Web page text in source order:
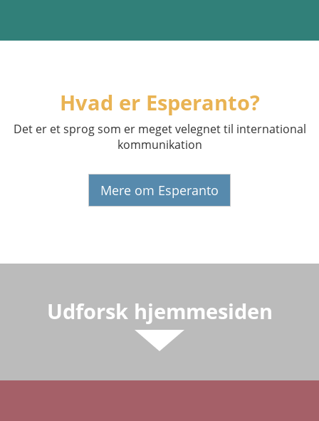
Hvad er Esperanto?
Det er et sprog som er meget velegnet til international
kommunikation
Mere om Esperanto
Udforsk hjemmesiden